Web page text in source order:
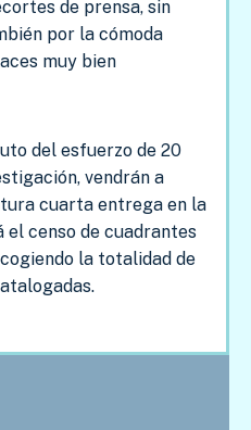
de prensa, sin
por la cómoda
muy bien
del esfuerzo de 20
vendrán a
cuarta entrega en la
censo de cuadrantes
la totalidad de